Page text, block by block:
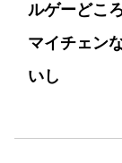
ルゲーどこ
マイチェン
いし